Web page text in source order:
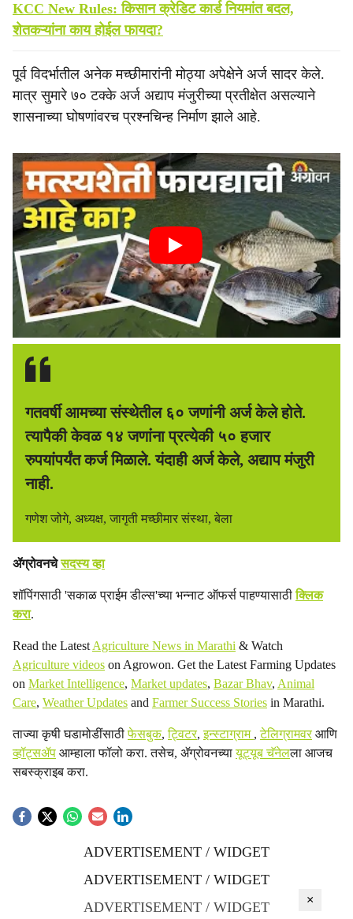
KCC New Rules: किसान क्रेडिट कार्ड नियमांत बदल,
शेतकऱ्यांना काय होईल फायदा?
पूर्व विदर्भातील अनेक मच्छीमारांनी मोठ्या अपेक्षेने अर्ज सादर केले.
मात्र सुमारे ७० टक्के अर्ज अद्याप मंजुरीच्या प्रतीक्षेत असल्याने
शासनाच्या घोषणांवरच प्रश्नचिन्ह निर्माण झाले आहे.
गतवर्षी आमच्या संस्थेतील ६० जणांनी अर्ज केले होते.
त्यापैकी केवळ १४ जणांना प्रत्येकी ५० हजार
रुपयांपर्यंत कर्ज मिळाले. यंदाही अर्ज केले, अद्याप मंजुरी
नाही.
गणेश जोगे, अध्यक्ष, जागृती मच्छीमार संस्था, बेला
ॲग्रोवनचेसदस्य व्हा
शॉपिंगसाठी 'सकाळ प्राईम डील्स'च्या भन्नाट ऑफर्स पाहण्यासाठीक्लिक
करा.
Read the Latest Agriculture News in Marathi & Watch
Agriculture videos on Agrowon. Get the Latest Farming Updates
on Market Intelligence, Market updates, Bazar Bhav, Animal
Care, Weather Updates and Farmer Success Stories in Marathi.
ताज्या कृषी घडामोडींसाठीफेसबुक,ट्विटर,इन्स्टाग्राम ,टेलिग्रामवरआणि
व्हॉट्सॲप आम्हाला फॉलो करा. तसेच, ॲग्रोवनच्यायूट्यूब चॅनेलला आजच
सबस्क्राइब करा.
ADVERTISEMENT / WIDGET
ADVERTISEMENT / WIDGET
ADVERTISEMENT / WIDGET
×